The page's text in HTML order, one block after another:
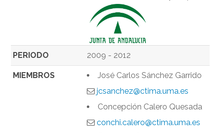
PERIODO 2009 - 2012
MIEMBROS
José Carlos Sánchez Garrido
jcsanchez@ctima.uma.es
Concepción Calero Quesada
conchi.calero@ctima.uma.es